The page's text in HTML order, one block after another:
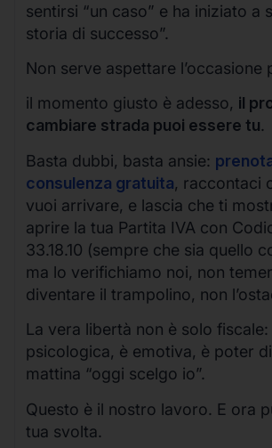
sentirsi “un caso” e ha iniziato a
storia di successo”.
Non serve aspettare l’occasione
il momento giusto è adesso, il
cambiare strada puoi essere tu.
Basta dubbi, basta ansie:
consulenza gratuita, raccontaci
vuoi arrivare, e lascia che ti
aprire la tua Partita IVA con
33.18.10 (sempre che sia quello
ma lo verifichiamo noi, non
diventare il trampolino, non
La vera libertà non è solo fiscale:
psicologica, è emotiva, è poter
mattina “oggi scelgo io”.
Questo è il nostro lavoro. E ora
tua svolta.